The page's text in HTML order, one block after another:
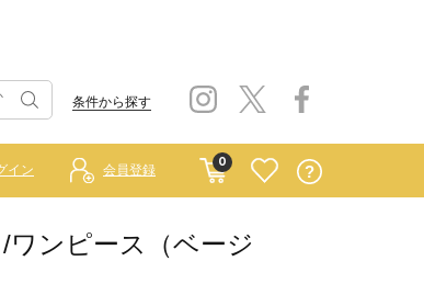
条件から探す
0
イン 会員登録
ワンピース（ベージ